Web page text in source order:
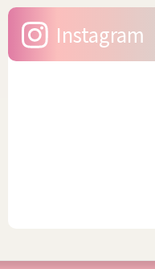
感がかえって目立つ場合があ
りま...
Instagram